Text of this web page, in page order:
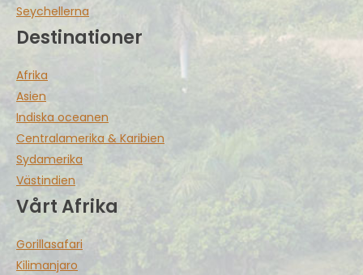
Seychellerna
Destinationer
Afrika
Asien
Indiska oceanen
Centralamerika & Karibien
Sydamerika
Västindien
Vårt Afrika
Gorillasafari
Kilimanjaro